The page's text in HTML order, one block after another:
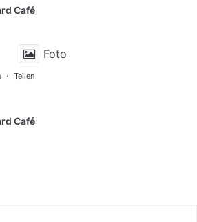
Café
Foto
· Teilen
Café